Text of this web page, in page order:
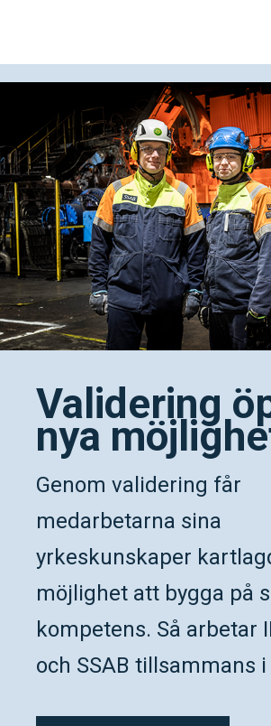
Validering
nya
Genom validering får
medarbetarna sina
yrkeskunskaper
möjlighet att bygga på
kompetens. Så arbetar
och SSAB tillsammans